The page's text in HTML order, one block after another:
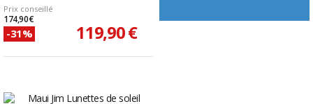
Prix conseillé
174,90 €
-31% 119,90 €